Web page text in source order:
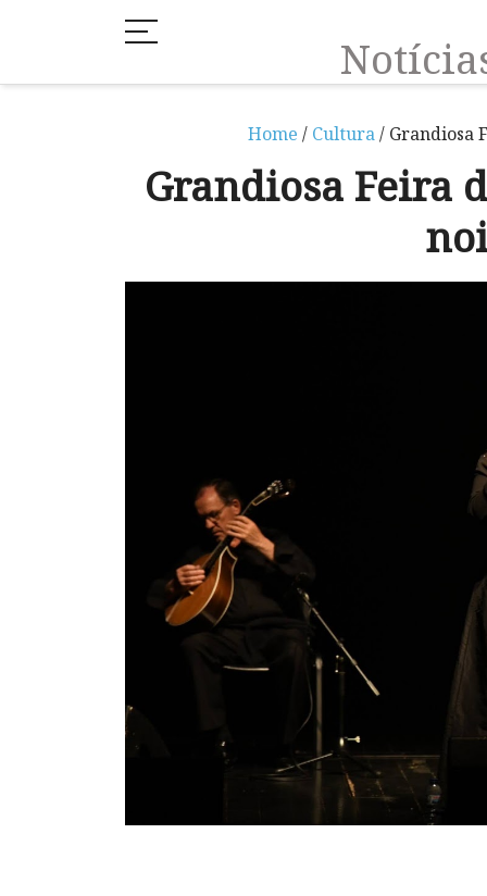
Home / Cultura/ Grandiosa
Grandiosa Feira